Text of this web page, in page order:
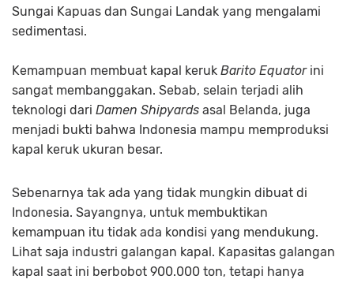
Sungai Kapuas dan Sungai Landak yang mengalami
sedimentasi.
Kemampuan membuat kapal keruk Barito Equatorini
sangat membanggakan. Sebab, selain terjadi alih
teknologi dari Damen Shipyards asal Belanda, juga
menjadi bukti bahwa Indonesia mampu memproduksi
kapal keruk ukuran besar.
Sebenarnya tak ada yang tidak mungkin dibuat di
Indonesia. Sayangnya, untuk membuktikan
kemampuan itu tidak ada kondisi yang mendukung.
Lihat saja industri galangan kapal. Kapasitas galangan
kapal saat ini berbobot 900.000 ton, tetapi hanya